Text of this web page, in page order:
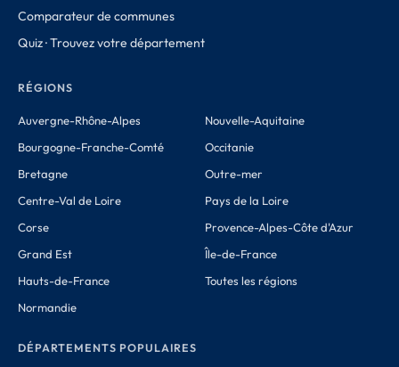
Comparateur de communes
Quiz · Trouvez votre département
RÉGIONS
Auvergne-Rhône-Alpes
Bourgogne-Franche-Comté
Bretagne
Centre-Val de Loire
Corse
Grand Est
Hauts-de-France
Normandie
Nouvelle-Aquitaine
Occitanie
Outre-mer
Pays de la Loire
Provence-Alpes-Côte d'Azur
Île-de-France
Toutes les régions
DÉPARTEMENTS POPULAIRES